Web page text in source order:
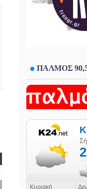
ΠΑΛΜΟΣ